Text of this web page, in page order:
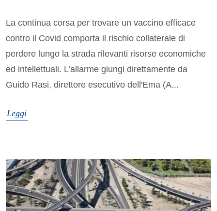
La continua corsa per trovare un vaccino efficace
contro il Covid comporta il rischio collaterale di
perdere lungo la strada rilevanti risorse economiche
ed intellettuali. L’allarme giungi direttamente da
Guido Rasi, direttore esecutivo dell'Ema (A...
Leggi